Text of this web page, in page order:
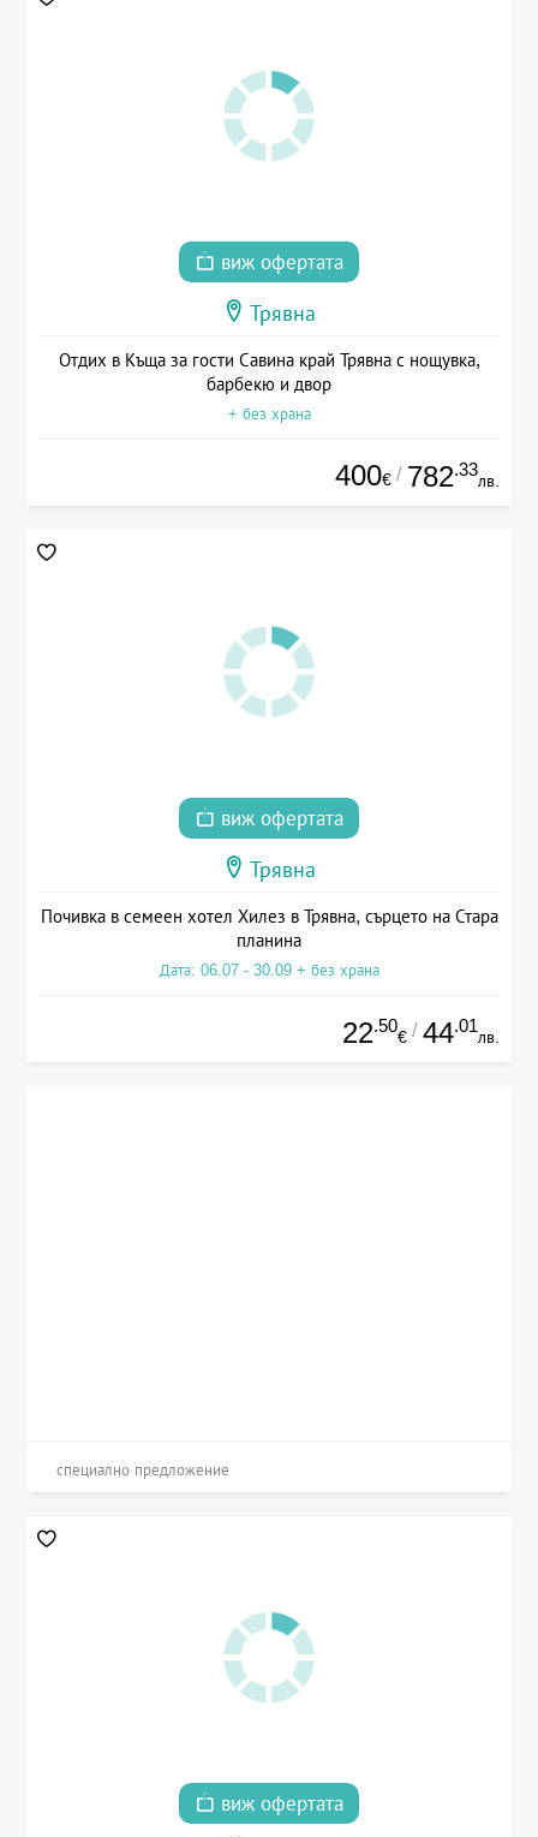
виж офертата
Трявна
Отдих в Къща за гости Савина край Трявна с нощувка,
барбекю и двор
+ без храна
400€ / 782.33
лв.
виж офертата
Трявна
Почивка в семеен хотел Хилез в Трявна, сърцето на Стара
планина
Дата: 06.07 - 30.09 + без храна
22.50
€ / 44.01
лв.
специално предложение
виж офертата